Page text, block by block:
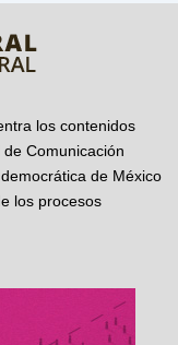
los contenidos
Comunicación
de México
los procesos